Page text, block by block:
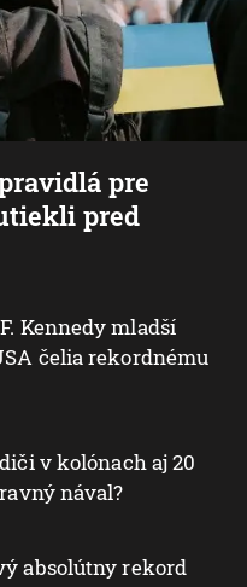
pre
pred
Kennedy mladší
čelia rekordnému
v kolónach aj 20
nával?
absolútny rekord